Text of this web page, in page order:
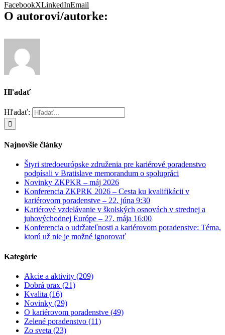
FacebookXLinkedInEmail
O autorovi/autorke:
Hľadať
Hľadať:
Najnovšie články
Štyri stredoeurópske združenia pre kariérové poradenstvo
podpísali v Bratislave memorandum o spolupráci
Novinky ZKPKR – máj 2026
Konferencia ZKPRK 2026 – Cesta ku kvalifikácii v
kariérovom poradenstve – 22. júna 9:30
Kariérové vzdelávanie v školských osnovách v strednej a
juhovýchodnej Európe – 27. mája 16:00
Konferencia o udržateľnosti a kariérovom poradenstve: Téma,
ktorú už nie je možné ignorovať
Kategórie
Akcie a aktivity (209)
Dobrá prax (21)
Kvalita (16)
Novinky (29)
O kariérovom poradenstve (49)
Zelené poradenstvo (11)
Zo sveta (23)